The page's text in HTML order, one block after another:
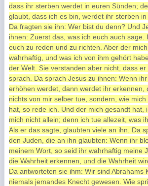
dass ihr sterben werdet in euren Sünden;
glaubt, dass ich es bin, werdet ihr sterben in
Da fragten sie ihn: Wer bist du denn? Und
ihnen: Zuerst das, was ich euch auch sage.
euch zu reden und zu richten. Aber der
wahrhaftig, und was ich von ihm gehört
der Welt. Sie verstanden aber nicht, dass
sprach. Da sprach Jesus zu ihnen: Wenn
erhöhen werdet, dann werdet ihr erkennen,
nichts von mir selber tue, sondern, wie
hat, so rede ich. Und der mich gesandt hat,
mich nicht allein; denn ich tue allezeit, was
Als er das sagte, glaubten viele an ihn. Da
den Juden, die an ihn glaubten: Wenn ihr
meinem Wort, so seid ihr wahrhaftig meine
die Wahrheit erkennen, und die Wahrheit
Da antworteten sie ihm: Wir sind Abrahams
niemals jemandes Knecht gewesen. Wie